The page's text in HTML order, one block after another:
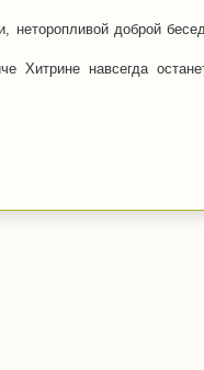
неторопливой доброй
Хитрине навсегда